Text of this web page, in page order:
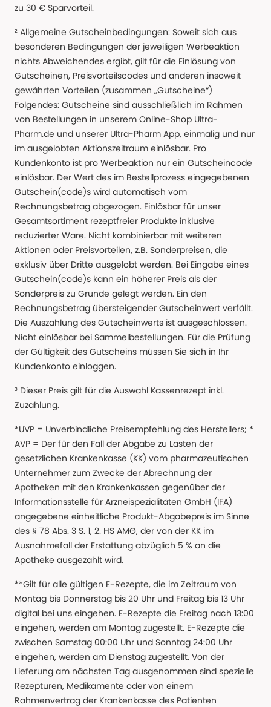
zu 30 € Sparvorteil.
² Allgemeine Gutscheinbedingungen: Soweit sich aus
besonderen Bedingungen der jeweiligen Werbeaktion
nichts Abweichendes ergibt, gilt für die Einlösung von
Gutscheinen, Preisvorteilscodes und anderen insoweit
gewährten Vorteilen (zusammen „Gutscheine“)
Folgendes: Gutscheine sind ausschließlich im Rahmen
von Bestellungen in unserem Online-Shop Ultra-
Pharm.de und unserer Ultra-Pharm App, einmalig und nur
im ausgelobten Aktionszeitraum einlösbar. Pro
Kundenkonto ist pro Werbeaktion nur ein Gutscheincode
einlösbar. Der Wert des im Bestellprozess eingegebenen
Gutschein(code)s wird automatisch vom
Rechnungsbetrag abgezogen. Einlösbar für unser
Gesamtsortiment rezeptfreier Produkte inklusive
reduzierter Ware. Nicht kombinierbar mit weiteren
Aktionen oder Preisvorteilen, z.B. Sonderpreisen, die
exklusiv über Dritte ausgelobt werden. Bei Eingabe eines
Gutschein(code)s kann ein höherer Preis als der
Sonderpreis zu Grunde gelegt werden. Ein den
Rechnungsbetrag übersteigender Gutscheinwert verfällt.
Die Auszahlung des Gutscheinwerts ist ausgeschlossen.
Nicht einlösbar bei Sammelbestellungen. Für die Prüfung
der Gültigkeit des Gutscheins müssen Sie sich in Ihr
Kundenkonto einloggen.
³ Dieser Preis gilt für die Auswahl Kassenrezept inkl.
Zuzahlung.
*UVP = Unverbindliche Preisempfehlung des Herstellers; *
AVP = Der für den Fall der Abgabe zu Lasten der
gesetzlichen Krankenkasse (KK) vom pharmazeutischen
Unternehmer zum Zwecke der Abrechnung der
Apotheken mit den Krankenkassen gegenüber der
Informationsstelle für Arzneispezialitäten GmbH (IFA)
angegebene einheitliche Produkt-Abgabepreis im Sinne
des § 78 Abs. 3 S. 1, 2. HS AMG, der von der KK im
Ausnahmefall der Erstattung abzüglich 5 % an die
Apotheke ausgezahlt wird.
**Gilt für alle gültigen E-Rezepte, die im Zeitraum von
Montag bis Donnerstag bis 20 Uhr und Freitag bis 13 Uhr
digital bei uns eingehen. E-Rezepte die Freitag nach 13:00
eingehen, werden am Montag zugestellt. E-Rezepte die
zwischen Samstag 00:00 Uhr und Sonntag 24:00 Uhr
eingehen, werden am Dienstag zugestellt. Von der
Lieferung am nächsten Tag ausgenommen sind spezielle
Rezepturen, Medikamente oder von einem
Rahmenvertrag der Krankenkasse des Patienten